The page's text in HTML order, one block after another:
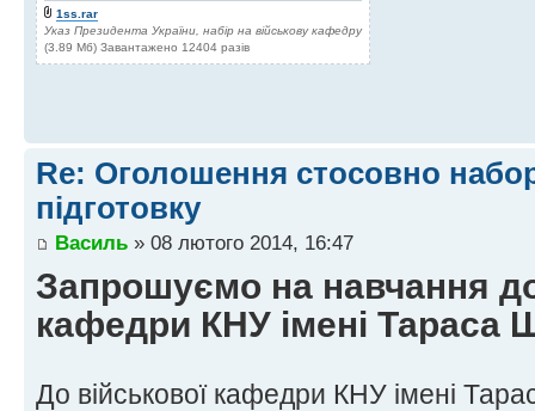
1ss.rar
Указ Президента України, набір на військову кафедру
(3.89 Мб) Завантажено 12404 разів
Re: Оголошення стосовно
підготовку
Василь » 08 лютого 2014, 16:47
Запрошуємо на навчання до
кафедри КНУ імені Тараса
До військової кафедри КНУ імені